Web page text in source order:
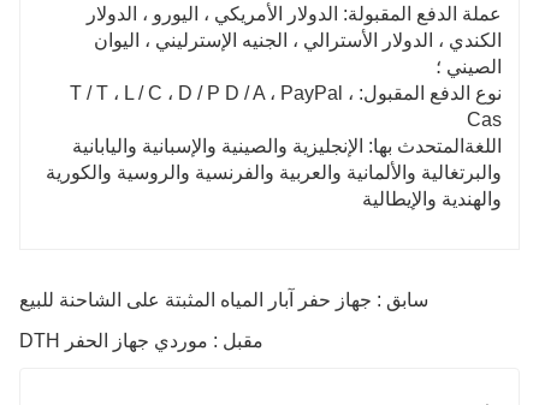
عملة الدفع المقبولة: الدولار الأمريكي ، اليورو ، الدولار
الكندي ، الدولار الأسترالي ، الجنيه الإسترليني ، اليوان
الصيني ؛
نوع الدفع المقبول: T / T ، L / C ، D / P D / A ، PayPal ،
Cas
اللغةالمتحدث بها: الإنجليزية والصينية والإسبانية واليابانية
والبرتغالية والألمانية والعربية والفرنسية والروسية والكورية
والهندية والإيطالية
سابق : جهاز حفر آبار المياه المثبتة على الشاحنة للبيع
مقبل : موردي جهاز الحفر DTH